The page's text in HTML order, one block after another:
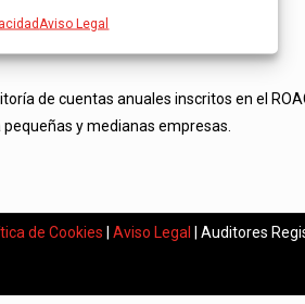
Aviso Legal
de cuentas anuales inscritos en el
y medianas empresas.
de Cookies Aviso Legal | Auditores